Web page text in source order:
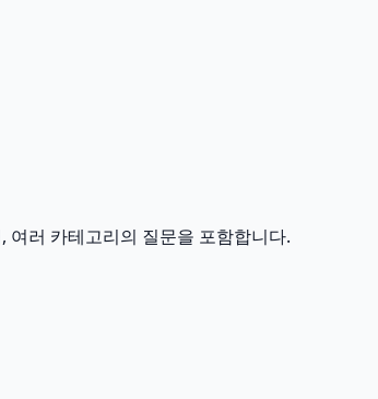
여러 카테고리의 질문을 포함합니다.